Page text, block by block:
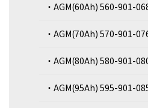
・AGM(60Ah) 560-901-
・AGM(70Ah) 570-901-
・AGM(80Ah) 580-901-
・AGM(95Ah) 595-901-